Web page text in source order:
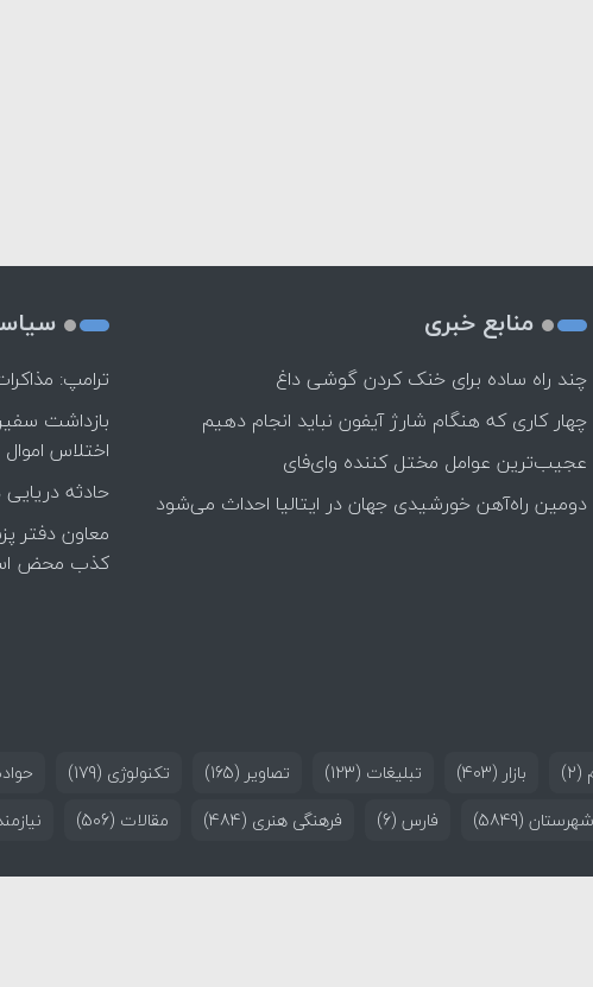
منابع خبری
چند راه‌ ساده برای خنک کردن گوشی داغ
چهار کاری که هنگام شارژ آیفون نباید انجام دهیم
عجیب‌ترین عوامل مختل کننده وای‌فای
دومین راه‌آهن خورشیدی جهان در ایتالیا احداث می‌شود
ترامپ:
بازداشت
اختلاس اموال
حادثه
معاون دفتر
کذب محض
(2) بازار (403) تبلیغات (123) تصاویر (165) تکنولوژی (179)
شهرستان (5849) فارس (6) فرهنگی هنری (484) مقالات (506)